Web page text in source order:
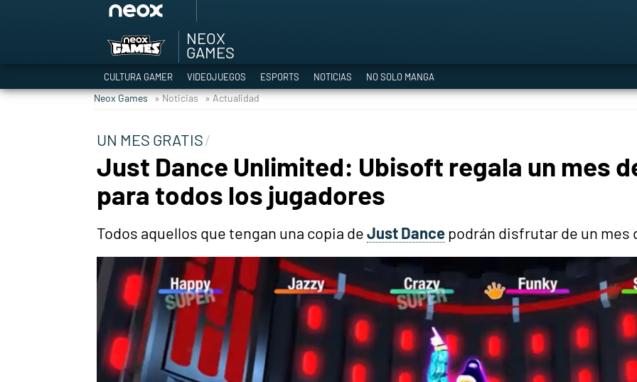
TGA Tercera gala
Super Mario cafetería oficial
Asia peculiar tradición
NEOX
GAMES
CULTURA GAMER VIDEOJUEGOS ESPORTS NOTICIAS NO SOLO MANGA
Neox Games » Noticias » Actualidad
UN MES GRATIS
Just Dance Unlimited: Ubisoft regala un mes
para todos los jugadores
Todos aquellos que tengan una copia deJust Dancepodrán disfrutar de un mes